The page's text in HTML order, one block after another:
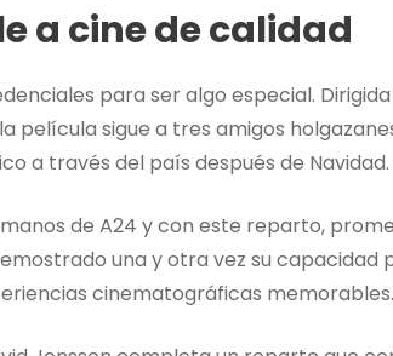
a cine de calidad
para ser algo especial.
película sigue a tres amigos
a través del país después de Navidad.
de A24 y con este reparto,
una y otra vez su
cinematográficas memorables.